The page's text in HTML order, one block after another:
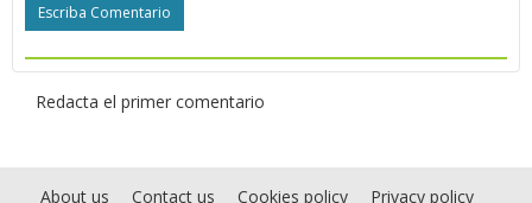
Escriba Comentario
Redacta el primer comentario
About us Contact us Cookies policy Privacy policy